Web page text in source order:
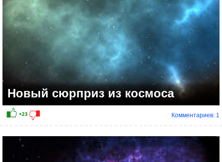
+22
Новый сюрприз из космоса
Комментариев: 1